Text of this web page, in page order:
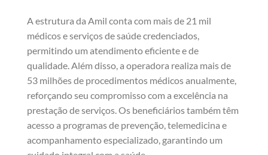
A estrutura da Amil conta com mais de 21 mil
médicos e serviços de saúde credenciados,
permitindo um atendimento eficiente e de
qualidade. Além disso, a operadora realiza mais de
53 milhões de procedimentos médicos anualmente,
reforçando seu compromisso com a excelência na
prestação de serviços. Os beneficiários também têm
acesso a programas de prevenção, telemedicina e
acompanhamento especializado, garantindo um